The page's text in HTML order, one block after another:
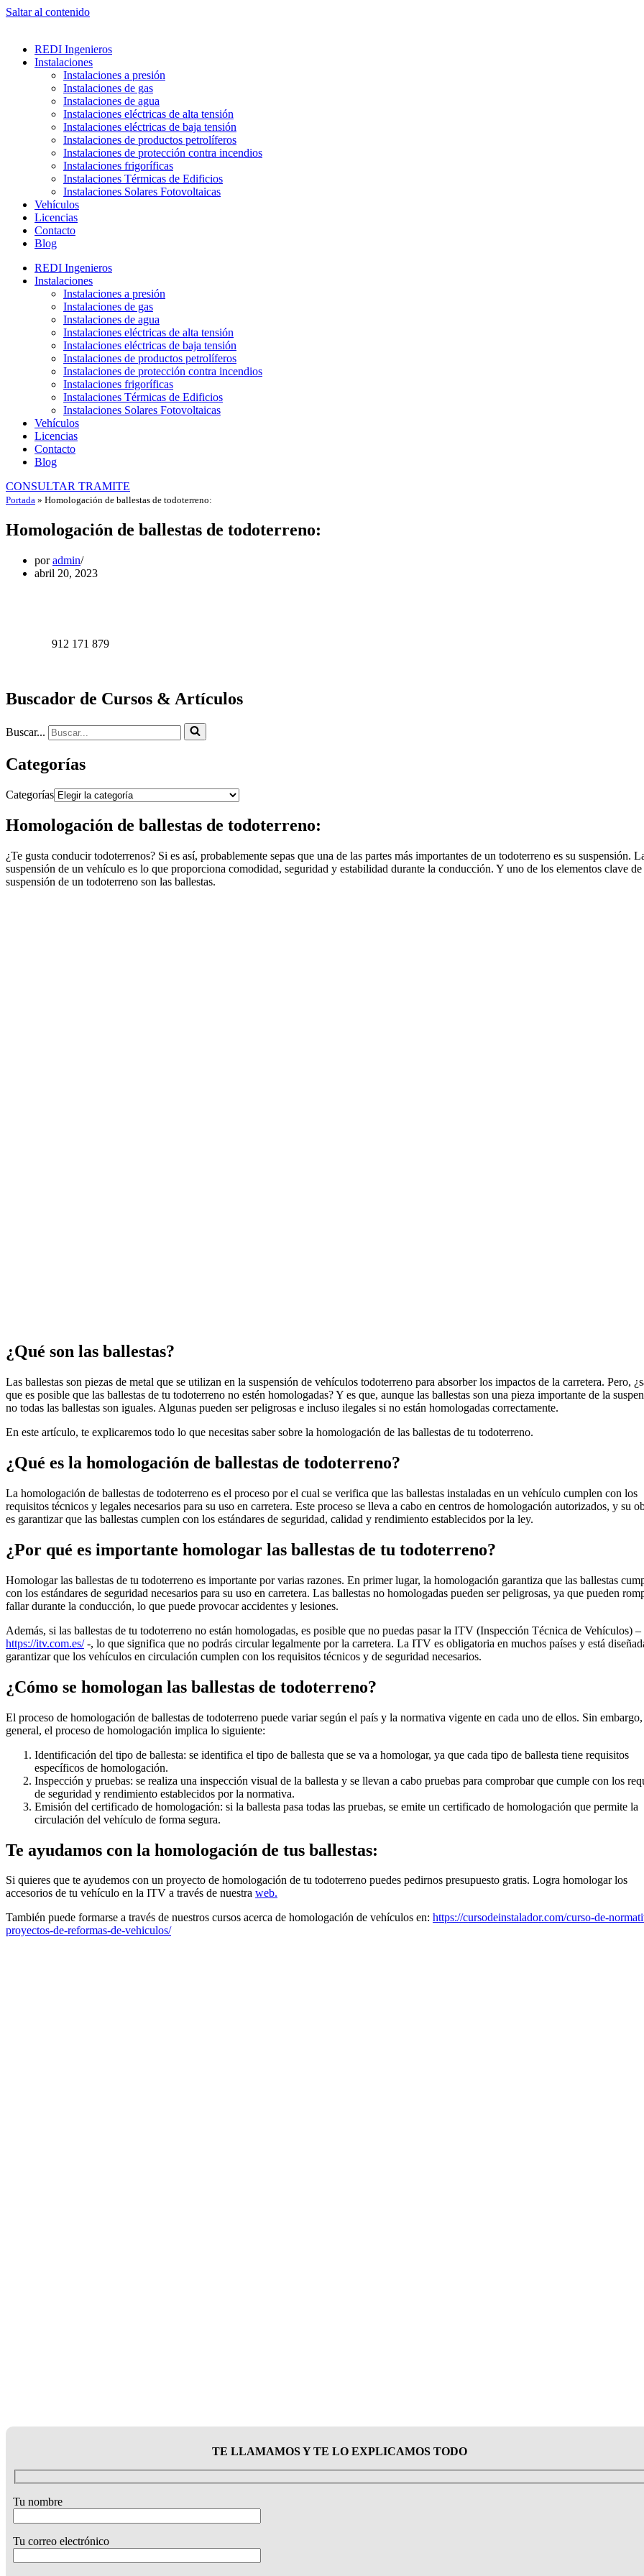
Saltar al contenido
REDI Ingenieros
Instalaciones
Instalaciones a presión
Instalaciones de gas
Instalaciones de agua
Instalaciones eléctricas de alta tensión
Instalaciones eléctricas de baja tensión
Instalaciones de productos petrolíferos
Instalaciones de protección contra incendios
Instalaciones frigoríficas
Instalaciones Térmicas de Edificios
Instalaciones Solares Fotovoltaicas
Vehículos
Licencias
Contacto
Blog
REDI Ingenieros
Instalaciones
Instalaciones a presión
Instalaciones de gas
Instalaciones de agua
Instalaciones eléctricas de alta tensión
Instalaciones eléctricas de baja tensión
Instalaciones de productos petrolíferos
Instalaciones de protección contra incendios
Instalaciones frigoríficas
Instalaciones Térmicas de Edificios
Instalaciones Solares Fotovoltaicas
Vehículos
Licencias
Contacto
Blog
CONSULTAR TRAMITE
Portada » Homologación de ballestas de todoterreno:
Homologación de ballestas de todoterreno:
poradmin
abril 20, 2023
912 171 879
Buscador de Cursos & Artículos
Buscar...
Categorías
Categorías
Homologación de ballestas de todoterreno:
¿Te gusta conducir todoterrenos? Si es así, probablemente sepas que una de las partes más importantes de un todoterreno es su suspensión.
suspensión de un vehículo es lo que proporciona comodidad, seguridad y estabilidad durante la conducción. Y uno de los elementos clave de
suspensión de un todoterreno son las ballestas.
¿Qué son las ballestas?
Las ballestas son piezas de metal que se utilizan en la suspensión de vehículos todoterreno para absorber los impactos de la carretera. Pero,
que es posible que las ballestas de tu todoterreno no estén homologadas? Y es que, aunque las ballestas son una pieza importante de la
no todas las ballestas son iguales. Algunas pueden ser peligrosas e incluso ilegales si no están homologadas correctamente.
En este artículo, te explicaremos todo lo que necesitas saber sobre la homologación de las ballestas de tu todoterreno.
¿Qué es la homologación de ballestas de todoterreno?
La homologación de ballestas de todoterreno es el proceso por el cual se verifica que las ballestas instaladas en un vehículo cumplen con los
requisitos técnicos y legales necesarios para su uso en carretera. Este proceso se lleva a cabo en centros de homologación autorizados, y su
es garantizar que las ballestas cumplen con los estándares de seguridad, calidad y rendimiento establecidos por la ley.
¿Por qué es importante homologar las ballestas de tu todoterreno?
Homologar las ballestas de tu todoterreno es importante por varias razones. En primer lugar, la homologación garantiza que las ballestas
con los estándares de seguridad necesarios para su uso en carretera. Las ballestas no homologadas pueden ser peligrosas, ya que pueden
fallar durante la conducción, lo que puede provocar accidentes y lesiones.
Además, si las ballestas de tu todoterreno no están homologadas, es posible que no puedas pasar la ITV (Inspección Técnica de Vehículos) –
https://itv.com.es/-, lo que significa que no podrás circular legalmente por la carretera. La ITV es obligatoria en muchos países y está
garantizar que los vehículos en circulación cumplen con los requisitos técnicos y de seguridad necesarios.
¿Cómo se homologan las ballestas de todoterreno?
El proceso de homologación de ballestas de todoterreno puede variar según el país y la normativa vigente en cada uno de ellos. Sin
general, el proceso de homologación implica lo siguiente:
Identificación del tipo de ballesta: se identifica el tipo de ballesta que se va a homologar, ya que cada tipo de ballesta tiene requisitos
específicos de homologación.
Inspección y pruebas: se realiza una inspección visual de la ballesta y se llevan a cabo pruebas para comprobar que cumple con los
de seguridad y rendimiento establecidos por la normativa.
Emisión del certificado de homologación: si la ballesta pasa todas las pruebas, se emite un certificado de homologación que permite la
circulación del vehículo de forma segura.
Te ayudamos con la homologación de tus ballestas:
Si quieres que te ayudemos con un proyecto de homologación de tu todoterreno puedes pedirnos presupuesto gratis. Logra homologar los
accesorios de tu vehículo en la ITV a través de nuestra web.
También puede formarse a través de nuestros cursos acerca de homologación de vehículos en: https://cursodeinstalador.com/curso-de-
proyectos-de-reformas-de-vehiculos/
TE LLAMAMOS Y TE LO EXPLICAMOS TODO
Tu nombre
Tu correo electrónico